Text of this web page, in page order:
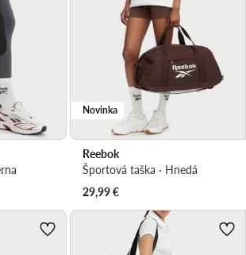
Novinka
Reebok
Športová taška · Hnedá
29,99€